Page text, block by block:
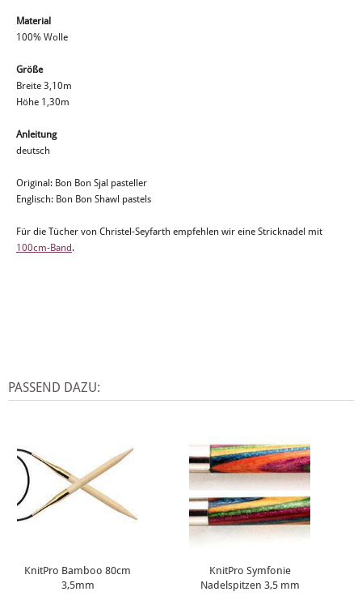
Material
100% Wolle
Größe
Breite 3,10m
Höhe 1,30m
Anleitung
deutsch
Original: Bon Bon Sjal pasteller
Englisch: Bon Bon Shawl pastels
Für die Tücher von Christel-Seyfarth empfehlen wir eine Stricknadel mit
100cm-Band .
PASSEND DAZU:
KnitPro Bamboo 80cm
3,5mm
KnitPro Symfonie
Nadelspitzen 3,5 mm